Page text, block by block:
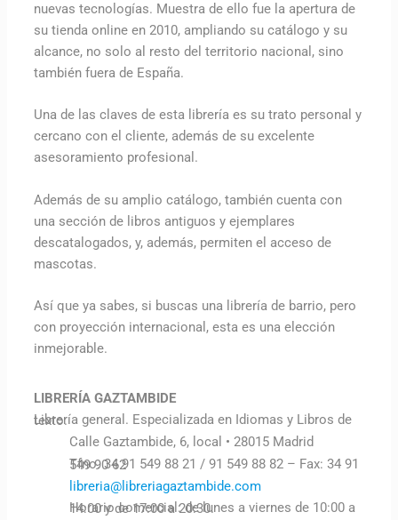
nuevas tecnologías. Muestra de ello fue la apertura de
su tienda online en 2010, ampliando su catálogo y su
alcance, no solo al resto del territorio nacional, sino
también fuera de España.
Una de las claves de esta librería es su trato personal y
cercano con el cliente, además de su excelente
asesoramiento profesional.
Además de su amplio catálogo, también cuenta con
una sección de libros antiguos y ejemplares
descatalogados, y, además, permiten el acceso de
mascotas.
Así que ya sabes, si buscas una librería de barrio, pero
con proyección internacional, esta es una elección
inmejorable.
LIBRERÍA GAZTAMBIDE
Librería general. Especializada en Idiomas y Libros de texto.
Calle Gaztambide, 6, local • 28015 Madrid
Tfno. 34 91 549 88 21 / 91 549 88 82 – Fax: 34 91 549 90 62
libreria@libreriagaztambide.com
Horario comercial: de lunes a viernes de 10:00 a 14:00 y de 17:00 a 20:30.